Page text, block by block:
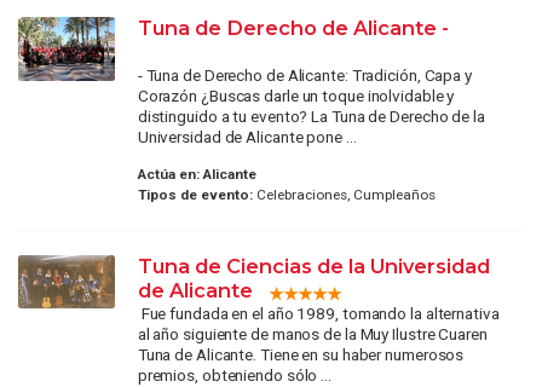
Tuna de Derecho de Alicante -
- Tuna de Derecho de Alicante: Tradición, Capa y
Corazón ¿Buscas darle un toque inolvidable y
distinguido a tu evento? La Tuna de Derecho de la
Universidad de Alicante pone ...
Actúa en: Alicante
Tipos de evento:Celebraciones, Cumpleaños
Tuna de Ciencias de la Universidad
de Alicante
Fue fundada en el año 1989, tomando la alternativa
al año siguiente de manos de la Muy Ilustre Cuaren
Tuna de Alicante. Tiene en su haber numerosos
premios, obteniendo sólo ...